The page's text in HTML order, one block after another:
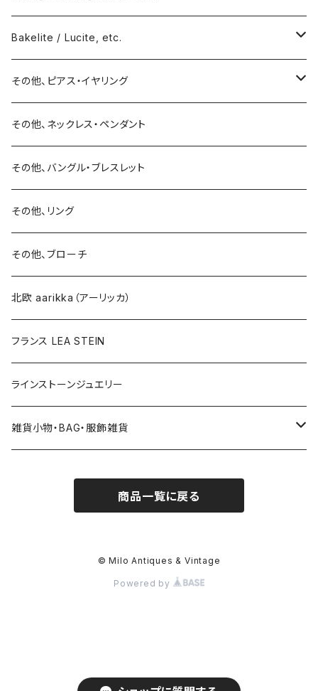
ネックレス
バングル・ブレスレット
リング
15号以上
ピアス
イヤリング
ブローチ
その他
Bakelite / Lucite, etc.
ピアス・イヤリング
リング
バングル・ブレスレット
ブローチ
ネックレス
その他、ピアス・イヤリング
ピアス
イヤリング
その他、ネックレス・ペンダント
その他、バングル・ブレスレット
その他、リング
その他、ブローチ
北欧 aarikka（アーリッカ）
フランス LEA STEIN
ラインストーンジュエリー
雑貨小物・BAG・服飾雑貨
ハンドバッグ etc. 服飾雑貨
雑貨（置き物、食器 etc.）
商品一覧に戻る
© Milo Antiques & Vintage
Powered by